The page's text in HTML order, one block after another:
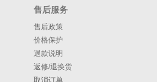
售后服务
售后政策
价格保护
退款说明
返修/退换货
取消订单